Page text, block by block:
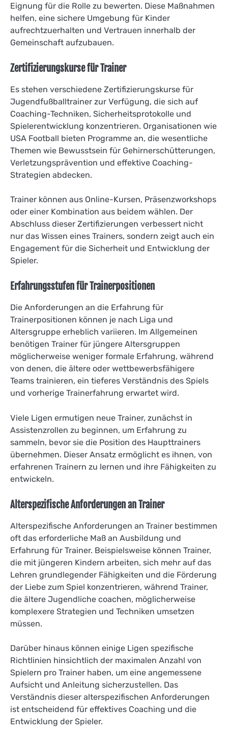
Eignung für die Rolle zu bewerten. Diese Maßnahmen
helfen, eine sichere Umgebung für Kinder
aufrechtzuerhalten und Vertrauen innerhalb der
Gemeinschaft aufzubauen.
Zertifizierungskurse für Trainer
Es stehen verschiedene Zertifizierungskurse für
Jugendfußballtrainer zur Verfügung, die sich auf
Coaching-Techniken, Sicherheitsprotokolle und
Spielerentwicklung konzentrieren. Organisationen wie
USA Football bieten Programme an, die wesentliche
Themen wie Bewusstsein für Gehirnerschütterungen,
Verletzungsprävention und effektive Coaching-
Strategien abdecken.
Trainer können aus Online-Kursen, Präsenzworkshops
oder einer Kombination aus beidem wählen. Der
Abschluss dieser Zertifizierungen verbessert nicht
nur das Wissen eines Trainers, sondern zeigt auch ein
Engagement für die Sicherheit und Entwicklung der
Spieler.
Erfahrungsstufen für Trainerpositionen
Die Anforderungen an die Erfahrung für
Trainerpositionen können je nach Liga und
Altersgruppe erheblich variieren. Im Allgemeinen
benötigen Trainer für jüngere Altersgruppen
möglicherweise weniger formale Erfahrung, während
von denen, die ältere oder wettbewerbsfähigere
Teams trainieren, ein tieferes Verständnis des Spiels
und vorherige Trainerfahrung erwartet wird.
Viele Ligen ermutigen neue Trainer, zunächst in
Assistenzrollen zu beginnen, um Erfahrung zu
sammeln, bevor sie die Position des Haupttrainers
übernehmen. Dieser Ansatz ermöglicht es ihnen, von
erfahrenen Trainern zu lernen und ihre Fähigkeiten zu
entwickeln.
Alterspezifische Anforderungen an Trainer
Alterspezifische Anforderungen an Trainer bestimmen
oft das erforderliche Maß an Ausbildung und
Erfahrung für Trainer. Beispielsweise können Trainer,
die mit jüngeren Kindern arbeiten, sich mehr auf das
Lehren grundlegender Fähigkeiten und die Förderung
der Liebe zum Spiel konzentrieren, während Trainer,
die ältere Jugendliche coachen, möglicherweise
komplexere Strategien und Techniken umsetzen
müssen.
Darüber hinaus können einige Ligen spezifische
Richtlinien hinsichtlich der maximalen Anzahl von
Spielern pro Trainer haben, um eine angemessene
Aufsicht und Anleitung sicherzustellen. Das
Verständnis dieser alterspezifischen Anforderungen
ist entscheidend für effektives Coaching und die
Entwicklung der Spieler.